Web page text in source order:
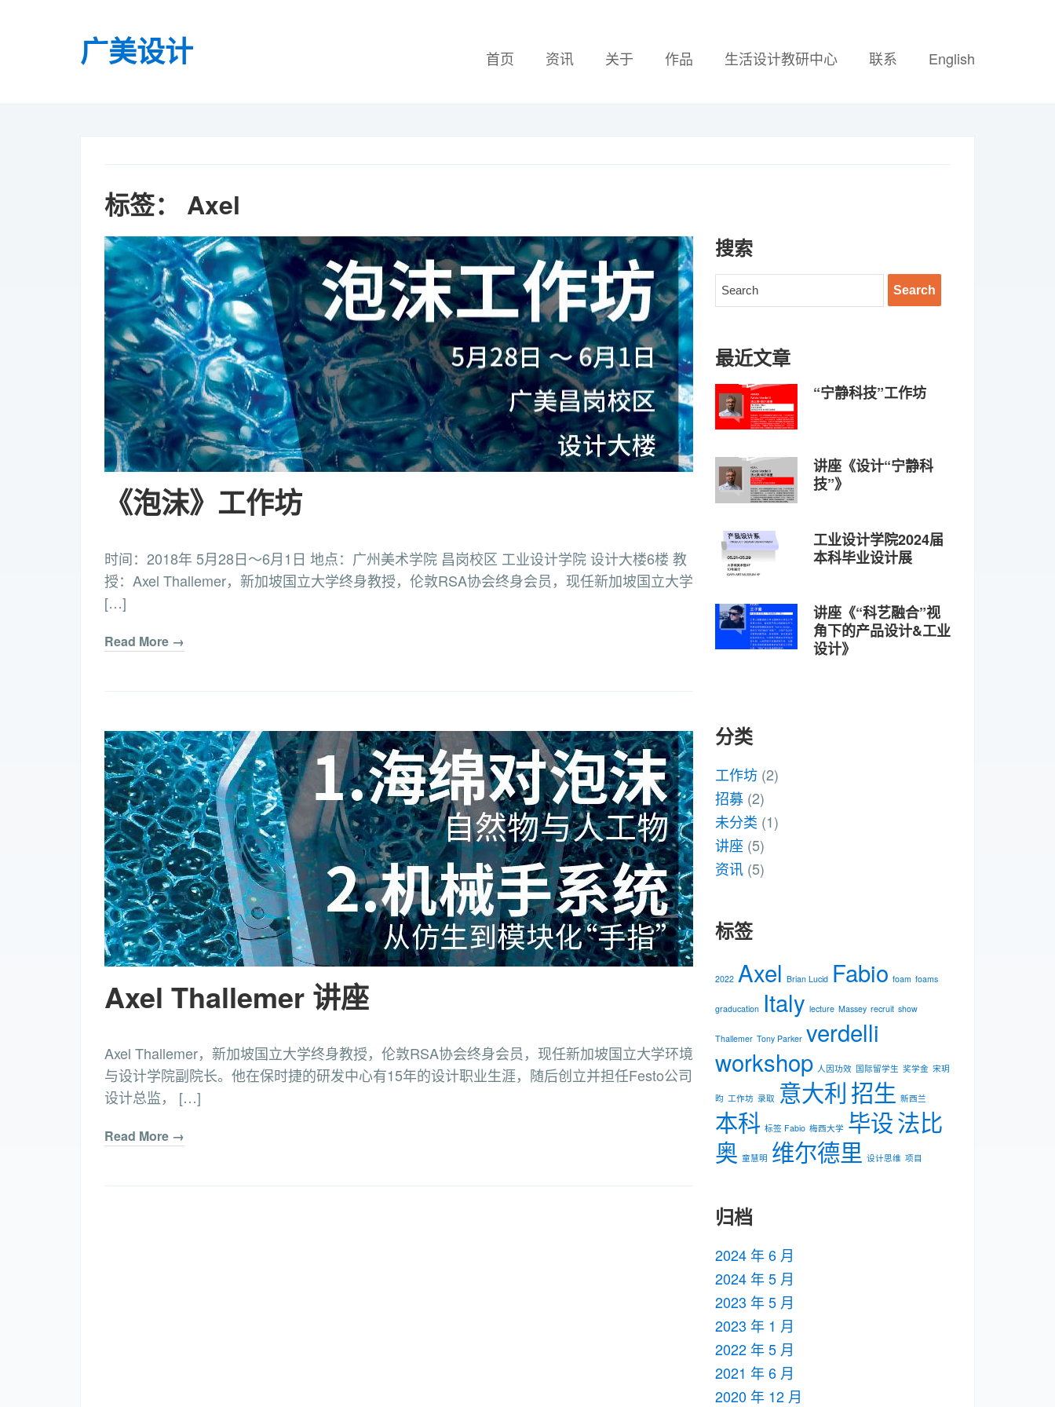
广美设计 首页 资讯 关于 作品 生活设计教研中心 联系 English
标签： Axel
《泡沫》工作坊
时间：2018年 5月28日～6月1日 地点：广州美术学院 昌岗校区 工业设计学院 设计大楼6楼 教
授：Axel Thallemer，新加坡国立大学终身教授，伦敦RSA协会终身会员，现任新加坡国立大学
[…]
Read More →
Axel Thallemer 讲座
Axel Thallemer，新加坡国立大学终身教授，伦敦RSA协会终身会员，现任新加坡国立大学环境
与设计学院副院长。他在保时捷的研发中心有15年的设计职业生涯，随后创立并担任Festo公司
设计总监， […]
Read More →
搜索
最近文章
“宁静科技”工作坊
讲座《设计“宁静科
技”》
工业设计学院2024届
本科毕业设计展
讲座《“科艺融合”视
角下的产品设计&工业
设计》
分类
工作坊 (2)
招募 (2)
未分类 (1)
讲座 (5)
资讯 (5)
标签
2022 Axel Brian Lucid Fabio foam foams
graducation Italy lecture Massey recruit show
Thallemer Tony Parker verdelli
workshop 人因功效 国际留学生 奖学金 宋玥
昀 工作坊 录取 意大利招生 新⻄兰
本科 标签 Fabio 梅⻄⼤学 毕设法比
奥 童慧明 维尔德里 设计思维 项目
归档
2024 年 6 月
2024 年 5 月
2023 年 5 月
2023 年 1 月
2022 年 5 月
2021 年 6 月
2020 年 12 月